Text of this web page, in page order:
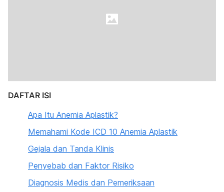
DAFTAR ISI
Apa Itu Anemia Aplastik?
Memahami Kode ICD 10 Anemia Aplastik
Gejala dan Tanda Klinis
Penyebab dan Faktor Risiko
Diagnosis Medis dan Pemeriksaan